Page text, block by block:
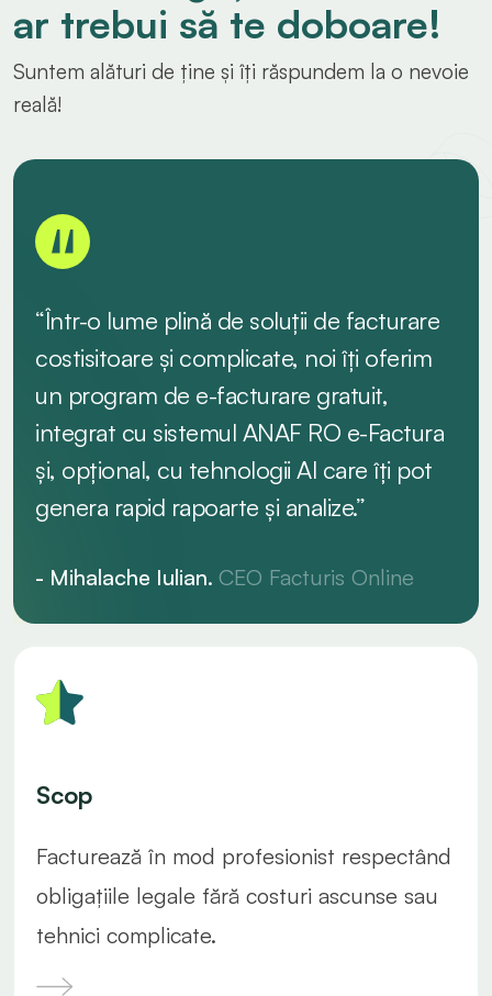
ar trebui să te doboare!
Suntem alături de ține și îți răspundem la o nevoie
reală!
“Într-o lume plină de soluții de facturare
costisitoare și complicate, noi îți oferim
un program de e-facturare gratuit,
integrat cu sistemul ANAF RO e-Factura
și, opțional, cu tehnologii AI care îți pot
genera rapid rapoarte și analize.”
- Mihalache Iulian. CEO Facturis Online
Scop
Facturează în mod profesionist respectând
obligațiile legale fără costuri ascunse sau
tehnici complicate.